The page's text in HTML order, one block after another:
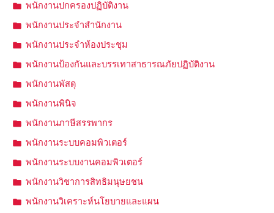
พนักงานปกครองปฏิบัติงาน
พนักงานประจำสำนักงาน
พนักงานประจำห้องประชุม
พนักงานป้องกันและบรรเทาสาธารณภัยปฏิบัติงาน
พนักงานพัสดุ
พนักงานพินิจ
พนักงานภาษีสรรพากร
พนักงานระบบคอมพิวเตอร์
พนักงานระบบงานคอมพิวเตอร์
พนักงานวิชาการสิทธิมนุษยชน
พนักงานวิเคราะห์นโยบายและแผน